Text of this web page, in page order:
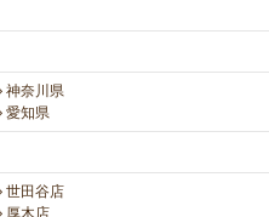
神奈川県
愛知県
世田谷店
厚木店